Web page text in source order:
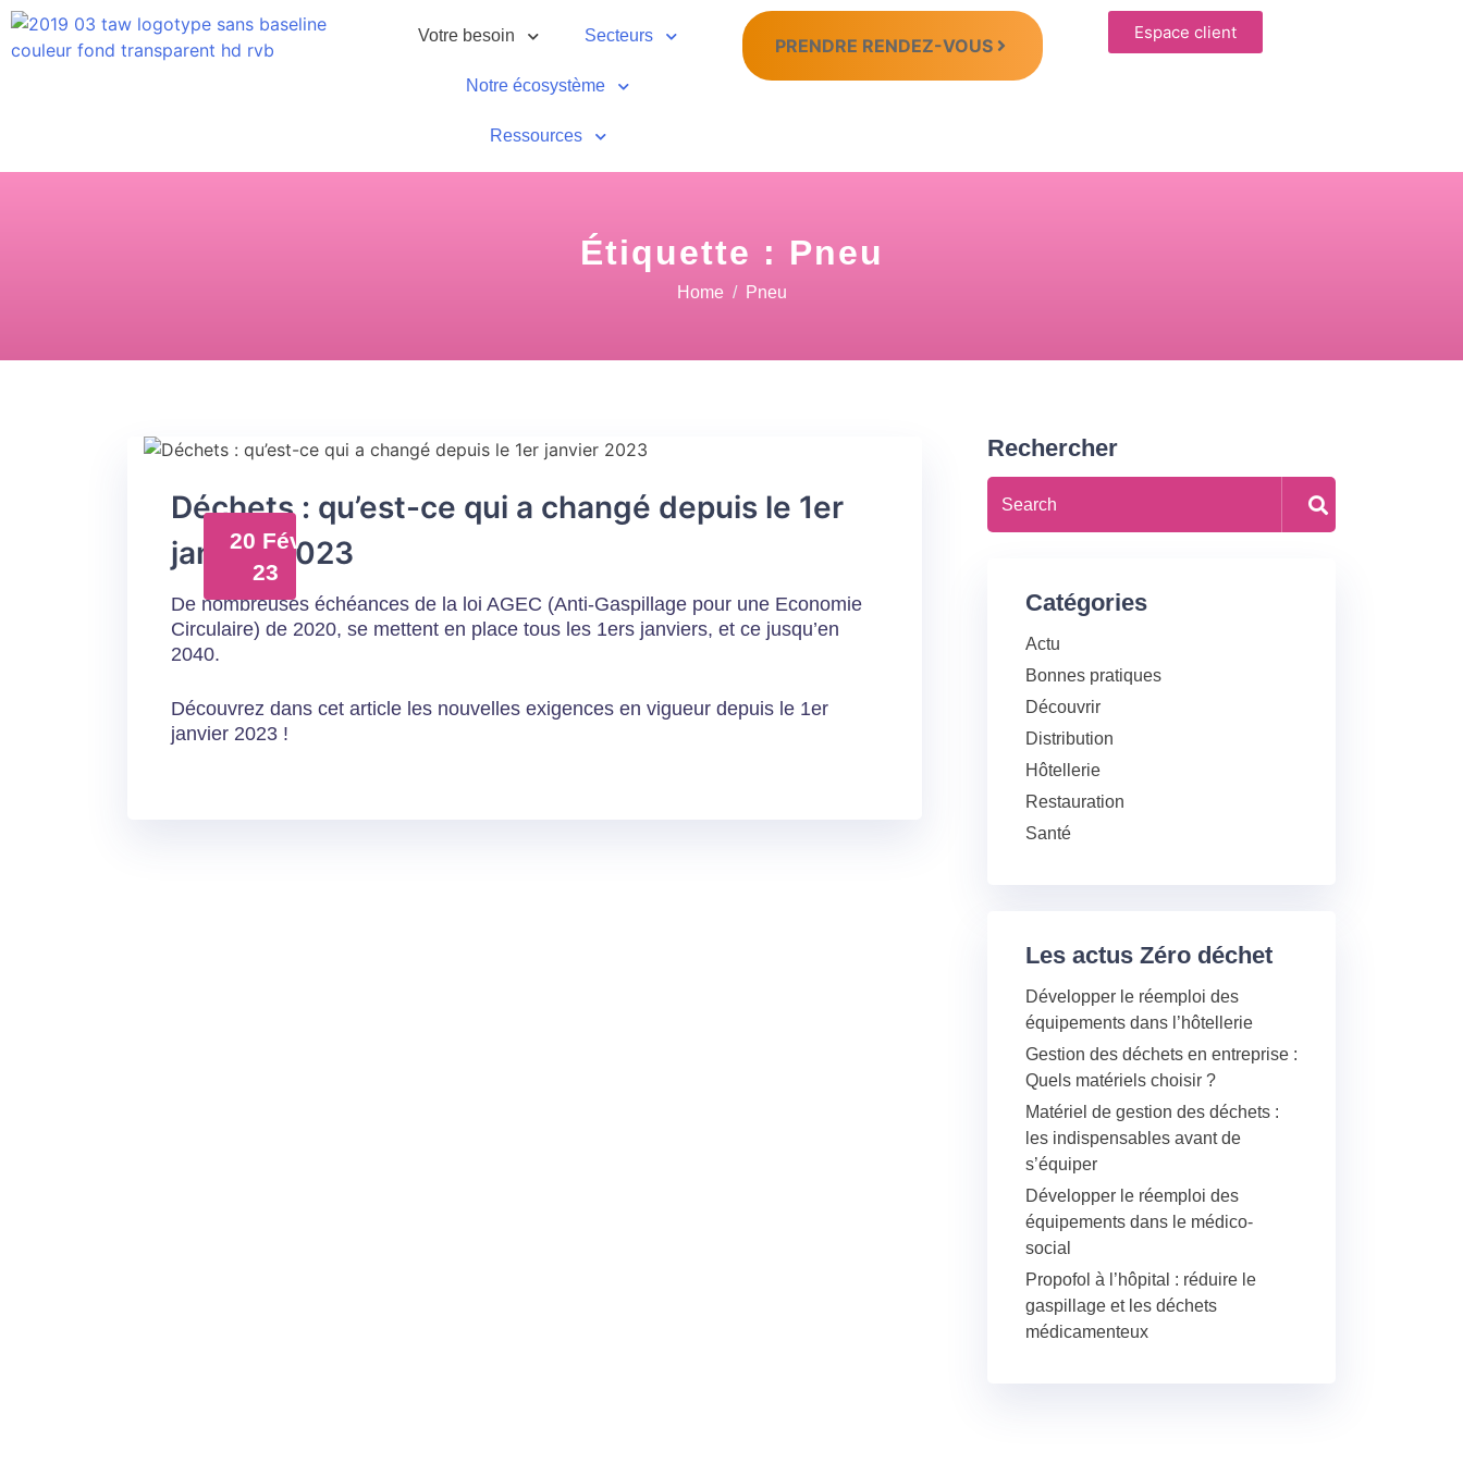
Votre besoin Secteurs
Notre écosystème
Ressources
PRENDRE RENDEZ-VOUS
Espace client
Étiquette : Pneu
Home Pneu
20 Fév
23
Déchets : qu’est-ce qui a changé depuis le 1er
janvier 2023
De nombreuses échéances de la loi AGEC (Anti-Gaspillage pour une Economie
Circulaire) de 2020, se mettent en place tous les 1ers janviers, et ce jusqu’en
2040.
Découvrez dans cet article les nouvelles exigences en vigueur depuis le 1er
janvier 2023 !
Rechercher
Catégories
Actu
Bonnes pratiques
Découvrir
Distribution
Hôtellerie
Restauration
Santé
Les actus Zéro déchet
Développer le réemploi des
équipements dans l’hôtellerie
Gestion des déchets en entreprise :
Quels matériels choisir ?
Matériel de gestion des déchets :
les indispensables avant de
s’équiper
Développer le réemploi des
équipements dans le médico-
social
Propofol à l’hôpital : réduire le
gaspillage et les déchets
médicamenteux